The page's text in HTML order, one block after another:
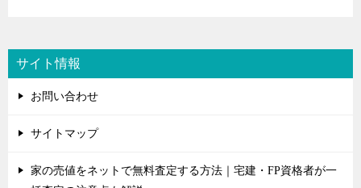
サイト情報
お問い合わせ
サイトマップ
家の売値をネットで無料査定する方法｜宅建・FP資格者が一